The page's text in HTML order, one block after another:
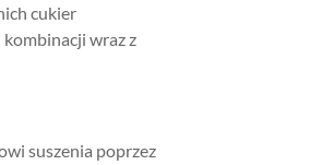
cukier
wraz z
suszenia poprzez